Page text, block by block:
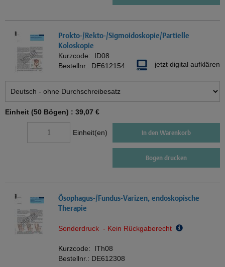
Prokto-/Rekto-/Sigmoidoskopie/Partielle
Koloskopie
Kurzcode: ID08
Bestellnr.: DE612154 jetzt digital aufklären
Einheit (50 Bögen) : 39,07 €
Einheit(en) In den Warenkorb
Bogen drucken
Ösophagus-/Fundus-Varizen, endoskopische
Therapie
Sonderdruck - Kein Rückgaberecht
Kurzcode: ITh08
Bestellnr.: DE612308